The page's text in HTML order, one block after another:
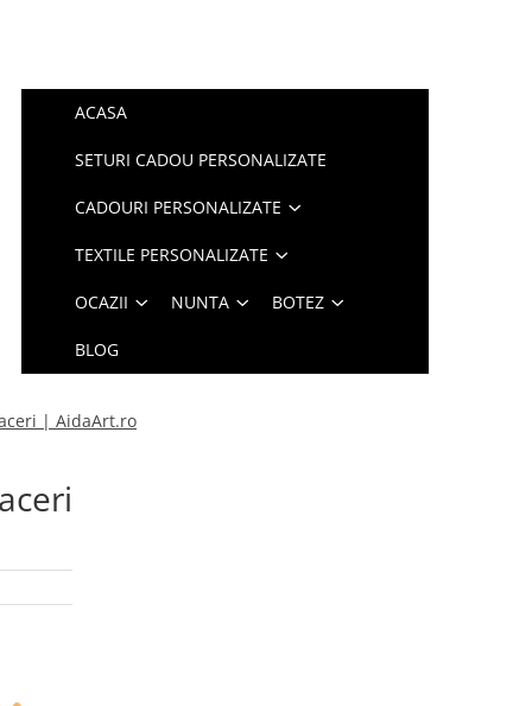
ACASA
SETURI CADOU PERSONALIZATE
CADOURI PERSONALIZATE
TEXTILE PERSONALIZATE
OCAZII NUNTA BOTEZ
BLOG
| AidaArt.ro